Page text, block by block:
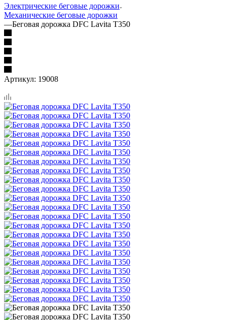
Электрические беговые дорожки
Механические беговые дорожки
—Беговая дорожка DFC Lavita T350
Артикул: 19008